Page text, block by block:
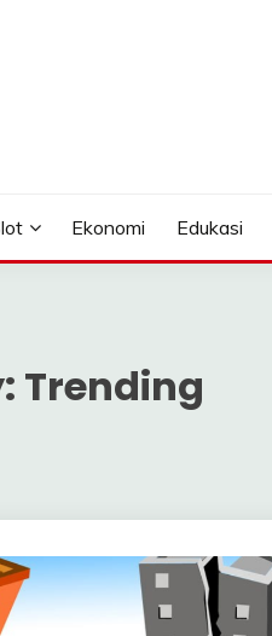
Ekonomi Edukasi
Trending